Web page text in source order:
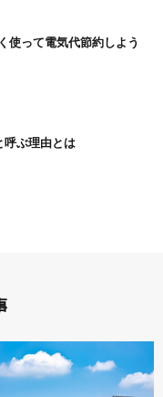
使って電気代節約しよう
呼ぶ理由とは